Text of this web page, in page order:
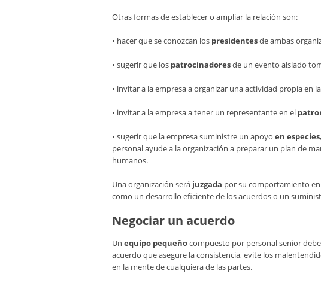
Otras formas de establecer o ampliar la relación son:
• hacer que se conozcan los presidentesde ambas
• sugerir que los patrocinadoresde un evento aislado
• invitar a la empresa a organizar una actividad propia en la
• invitar a la empresa a tener un representante en el
• sugerir que la empresa suministre un apoyo en especies
personal ayude a la organización a preparar un plan de
humanos.
Una organización será juzgada por su comportamiento
como un desarrollo eficiente de los acuerdos o un
Negociar un acuerdo
Un equipo pequeñocompuesto por personal senior
acuerdo que asegure la consistencia, evite los
en la mente de cualquiera de las partes.